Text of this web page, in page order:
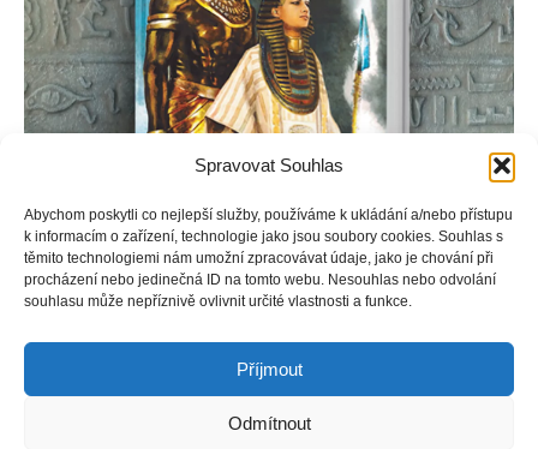
Spravovat Souhlas
Abychom poskytli co nejlepší služby, používáme k ukládání a/nebo přístupu
k informacím o zařízení, technologie jako jsou soubory cookies. Souhlas s
těmito technologiemi nám umožní zpracovávat údaje, jako je chování při
procházení nebo jedinečná ID na tomto webu. Nesouhlas nebo odvolání
souhlasu může nepříznivě ovlivnit určité vlastnosti a funkce.
Příjmout
Odmítnout
Tutanchamona již od prvního nádechu obklopovala aura
vysokých cílů.